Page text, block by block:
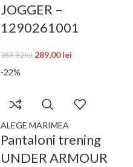
JOGGER –
1290261001
369,92lei 289,00lei
-22%
ALEGE MARIMEA
Pantaloni trening
UNDER ARMOUR